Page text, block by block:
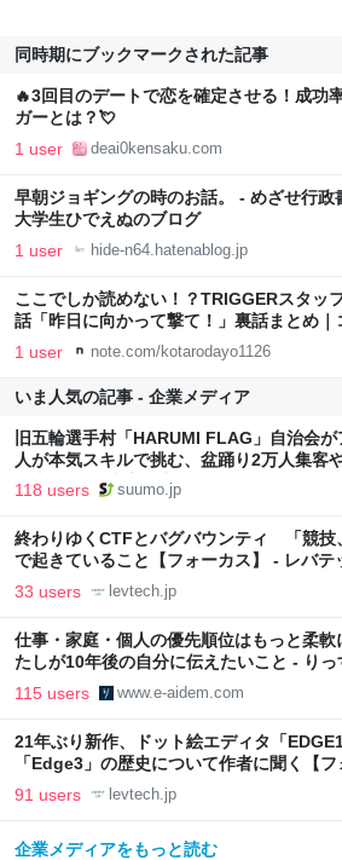
同時期にブックマークされた記事
🔥3回目のデートで恋を確定させる！成功
ガーとは？💘
1 user deai0kensaku.com
早朝ジョギングの時のお話。 - めざせ行政
大学生ひでえぬのブログ
1 user hide-n64.hatenablog.jp
ここでしか読めない！？TRIGGERスタッ
話「昨日に向かって撃て！」裏話まとめ｜
1 user note.com/kotarodayo1126
いま人気の記事 - 企業メディア
旧五輪選手村「HARUMI FLAG」自治会
人が本気スキルで挑む、盆踊り2万人集客
向上”戦略 東京・中央区
118 users suumo.jp
終わりゆくCTFとバグバウンティ 「競技
で起きていること【フォーカス】 - レバテ
33 users levtech.jp
仕事・家庭・個人の優先順位はもっと柔
たしが10年後の自分に伝えたいこと - り
115 users www.e-aidem.com
21年ぶり新作、ドット絵エディタ「
「Edge3」の歴史について作者に聞く【
LAB
91 users levtech.jp
企業メディアをもっと読む